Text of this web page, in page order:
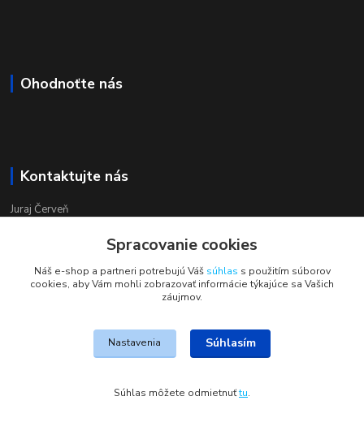
Ohodnoťte nás
Kontaktujte nás
Juraj Červeň
pondelok-piatok 8:00 - 16:00
obchod@aquastar.sk
JohnS
Spracovanie cookies
Náš e-shop a partneri potrebujú Váš súhlas s použitím súborov
cookies, aby Vám mohli zobrazovať informácie týkajúce sa Vašich
záujmov.
Nastavenia Súhlasím
Súhlas môžete odmietnuťtu.